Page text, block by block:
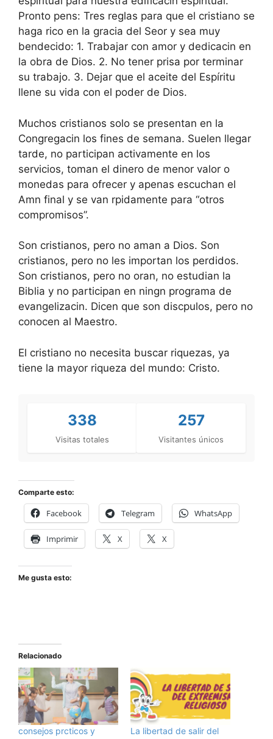
Pronto pens: Tres reglas para que el cristiano se
haga rico en la gracia del Seor y sea muy
bendecido: 1. Trabajar con amor y dedicacin en
la obra de Dios. 2. No tener prisa por terminar
su trabajo. 3. Dejar que el aceite del Espíritu
llene su vida con el poder de Dios.
Muchos cristianos solo se presentan en la
Congregacin los fines de semana. Suelen llegar
tarde, no participan activamente en los
servicios, toman el dinero de menor valor o
monedas para ofrecer y apenas escuchan el
Amn final y se van rpidamente para “otros
compromisos”.
Son cristianos, pero no aman a Dios. Son
cristianos, pero no les importan los perdidos.
Son cristianos, pero no oran, no estudian la
Biblia y no participan en ningn programa de
evangelizacin. Dicen que son discpulos, pero no
conocen al Maestro.
El cristiano no necesita buscar riquezas, ya
tiene la mayor riqueza del mundo: Cristo.
338
Visitas totales
257
Visitantes únicos
Comparte esto:
Facebook Telegram WhatsApp
Imprimir X X
Me gusta esto:
Relacionado
consejos prcticos y
La libertad de salir del